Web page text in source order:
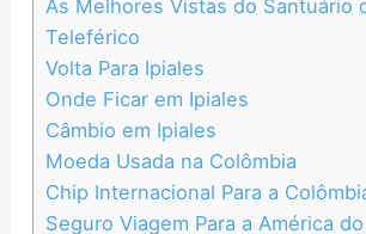
As Melhores Vistas do Santuário
Teleférico
Volta Para Ipiales
Onde Ficar em Ipiales
Câmbio em Ipiales
Moeda Usada na Colômbia
Chip Internacional Para a
Seguro Viagem Para a América